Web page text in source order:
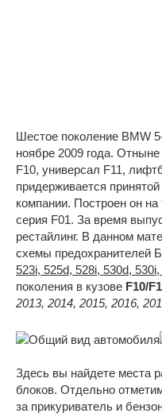
Шестое поколение BMW
ноябре 2009 года.
F10, универсал F11,
придерживается
компании. Построен он
серия F01. За время
рестайлинг. В данном
схемы предохранителей
523i, 525d, 528i, 530d,
поколения в кузове F10/
2013, 2014, 2015, 2016,
Здесь вы найдете места
блоков. Отдельно
за прикуриватель и